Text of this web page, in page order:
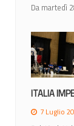
Da martedì
ITALIA
7 Luglio